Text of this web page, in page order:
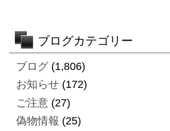
ブログカテゴリー
ブログ(1,806)
お知らせ(172)
ご注意(27)
偽物情報 (25)